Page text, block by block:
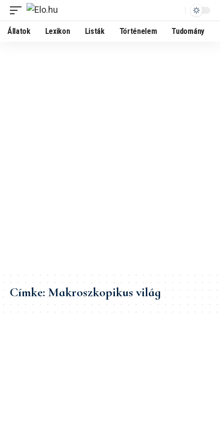
Állatok Lexikon Listák Történelem Tudomány
Címke:Makroszkopikus világ